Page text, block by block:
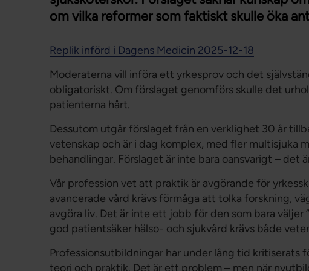
om vilka reformer som faktiskt skulle öka
Replik införd i Dagens Medicin 2025-12-18
Moderaterna vill införa ett yrkesprov och det
obligatoriskt. Om förslaget genomförs skulle det
patienterna hårt.
Dessutom utgår förslaget från en verklighet 30 år
vetenskap och är i dag komplex, med fler multisjuka
behandlingar. Förslaget är inte bara oansvarigt – det
Vår profession vet att praktik är avgörande för
avancerade vård krävs förmåga att tolka forskning,
avgöra liv. Det är inte ett jobb för den som bara väljer
god patientsäker hälso- och sjukvård krävs både
Professionsutbildningar har under lång tid kritiserats
teori och praktik. Det är ett problem – men när